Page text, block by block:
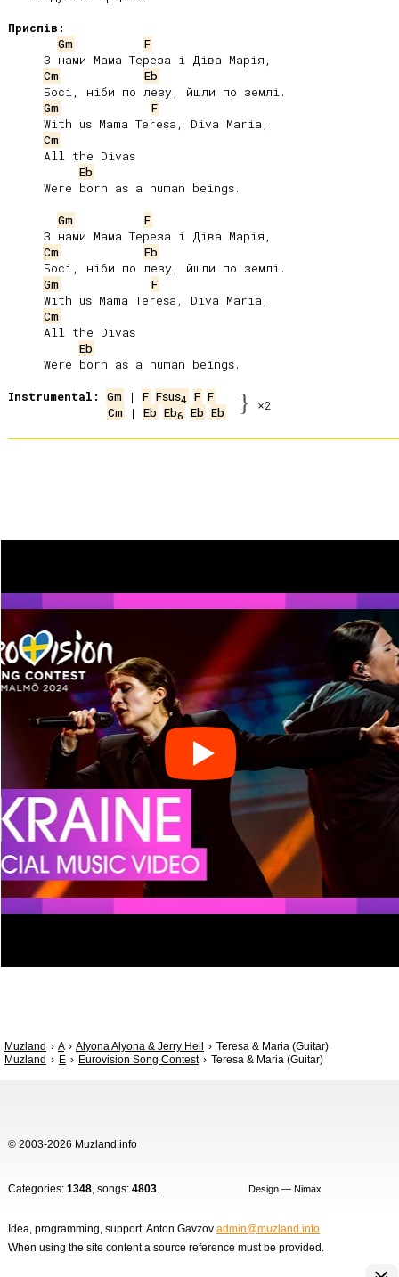
Приспів:
Gm
F
Cm
Eb
Gm
F
Cm
Eb
Gm
F
Cm
Eb
Gm
F
Cm
Eb
Instrumental:
Gm | F Fsus4 F F
Cm | Eb Eb6 Eb Eb } ×2
Muzland A Alyona Alyona & Jerry Heil
Teresa & Maria (Guitar)
Muzland
E Eurovision Song Contest Teresa & Maria (Guitar)
© 2003-2026 Muzland.info
Categories: 1348, songs: 4803. Design — Nimax
Idea, programming, support: Anton Gavzov admin@muzland.info
When using the site content a source reference must be provided.